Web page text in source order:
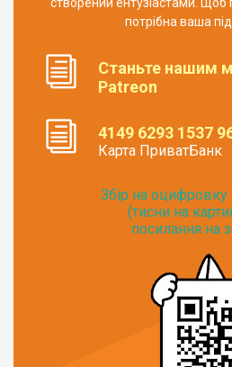
потрібна ваша
Станьте нашим
Patreon
4149 6293 1537
Карта ПриватБанк
Збір на
(тисни на
посилання на